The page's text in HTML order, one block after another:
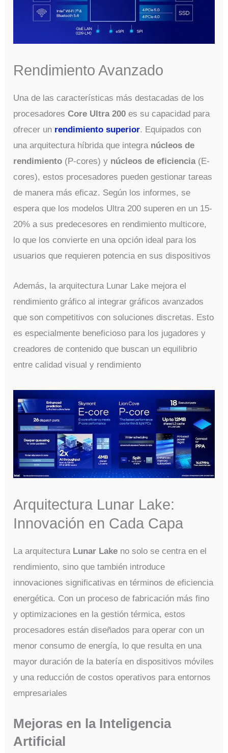
Rendimiento Avanzado
Una de las características más destacadas de los
procesadoresCore Ultra 200 es su capacidad para
ofrecer un rendimiento superior. Equipados con
una arquitectura híbrida que integra núcleos de
rendimiento (P-cores) y núcleos de eficiencia(E-
cores), estos procesadores pueden gestionar tareas
de manera más eficaz. Según los informes, se
espera que los modelos Ultra 200 superen en un 15-
20% a sus predecesores en rendimiento multicore,
lo que los convierte en una opción ideal para los
usuarios que requieren potencia en sus dispositivos​
Además, la arquitectura Lunar Lake mejora el
rendimiento gráfico al integrar gráficos avanzados
que son competitivos con soluciones discretas. Esto
es especialmente beneficioso para los jugadores y
creadores de contenido que buscan un equilibrio
entre calidad visual y rendimiento​
Arquitectura Lunar Lake:
Innovación en Cada Capa
La arquitectura Lunar Lake no solo se centra en el
rendimiento, sino que también introduce
innovaciones significativas en términos de eficiencia
energética. Con un proceso de fabricación más fino
y optimizaciones en la gestión térmica, estos
procesadores están diseñados para operar con un
menor consumo de energía, lo que resulta en una
mayor duración de la batería en dispositivos móviles
y una reducción de costos operativos para entornos
empresariales​
Mejoras en la Inteligencia
Artificial